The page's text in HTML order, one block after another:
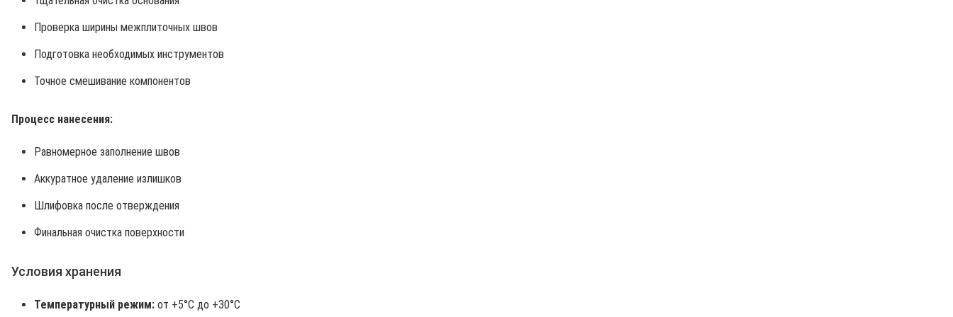
Проверка ширины межплиточных швов
Подготовка необходимых инструментов
Точное смешивание компонентов
Процесс нанесения:
Равномерное заполнение швов
Аккуратное удаление излишков
Шлифовка после отверждения
Финальная очистка поверхности
Условия хранения
Температурный режим: от +5°C до +30°C